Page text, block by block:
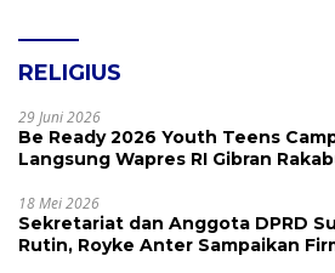
RELIGIUS
29 Juni 2026
Be Ready 2026 Youth Teens
Langsung Wapres RI Gibran
18 Mei 2026
Sekretariat dan Anggota DPRD
Rutin, Royke Anter Sampaikan